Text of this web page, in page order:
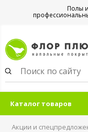
Полы
Каталог товаров
Акции и